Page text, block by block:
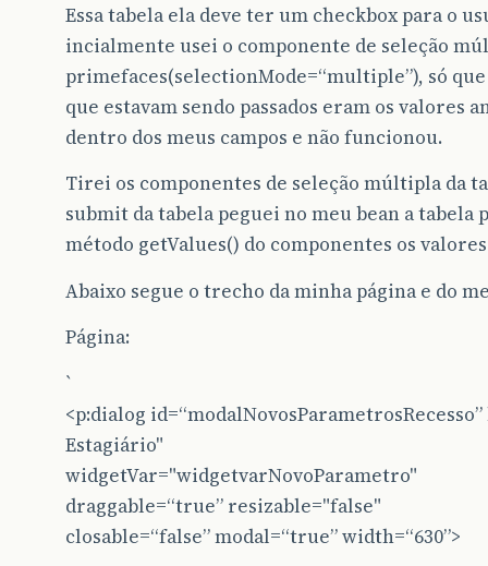
Essa tabela ela deve ter um checkbox para o
incialmente usei o componente de seleção
primefaces(selectionMode=“multiple”), só
que estavam sendo passados eram os valores
dentro dos meus campos e não funcionou.
Tirei os componentes de seleção múltipla da
submit da tabela peguei no meu bean a tabela
método getValues() do componentes os
Abaixo segue o trecho da minha página e do
Página:
`
<p:dialog
Estagiário"
widgetVar="widgetvarNovoParametro"
draggable=“true” resizable="false"
closable=“false” modal=“true” width=“630”>